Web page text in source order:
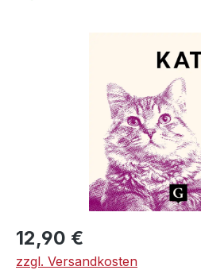
Regulärer Preis:
12,90 €
zzgl. Versandkosten